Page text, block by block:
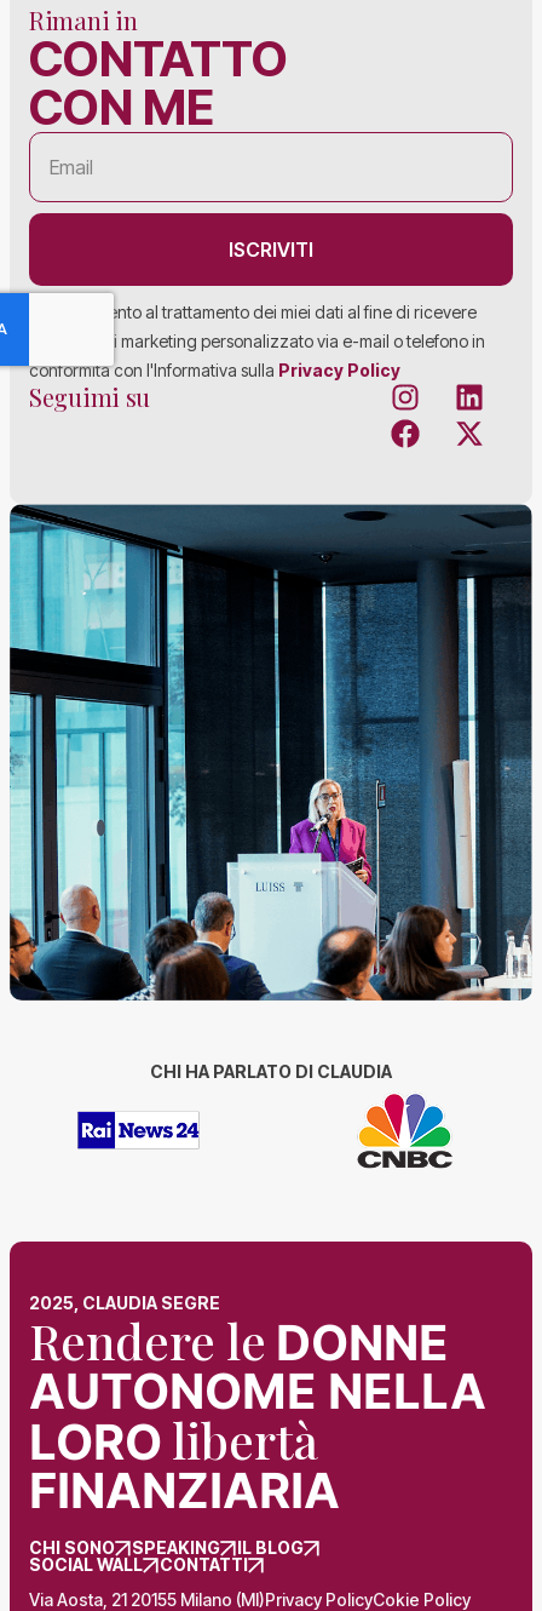
Rimani in
CONTATTO
CON ME
Acconsento al trattamento dei miei dati al fine di ricevere
materiale di marketing personalizzato via e-mail o telefono in
conformità con l'Informativa sulla Privacy Policy
ISCRIVITI
Seguimi su
CHI HA PARLATO DI CLAUDIA
2025, CLAUDIA SEGRE
Rendere le DONNE
AUTONOME NELLA
LORO libertà
FINANZIARIA
CHI SONO SPEAKING
IL BLOG
SOCIAL WALL
CONTATTI
Via Aosta, 21 20155 Milano (MI)Privacy PolicyCokie Policy